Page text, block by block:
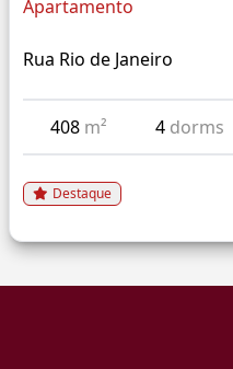
Apartamento
Rua Rio de Janeiro
408 m² 4 dorms
Destaque